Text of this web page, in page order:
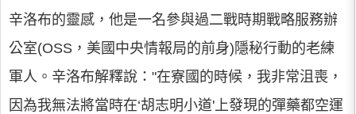
辛洛布的靈感，他是一名參與過二戰時期戰略服務辦
公室(OSS，美國中央情報局的前身)隱秘行動的老練
軍人。辛洛布解釋說："在寮國的時候，我非常沮喪，
因為我無法將當時在‘胡志明小道'上發現的彈藥都空運